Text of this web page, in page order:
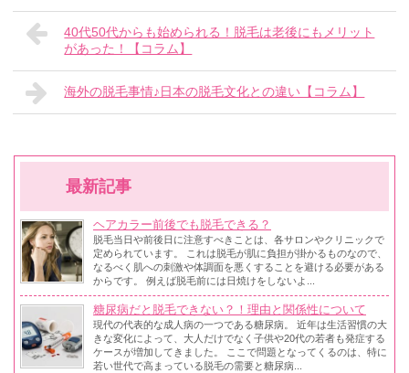
40代50代からも始められる！脱毛は老後にもメリット
があった！【コラム】
海外の脱毛事情♪日本の脱毛文化との違い【コラム】
最新記事
ヘアカラー前後でも脱毛できる？
脱毛当日や前後日に注意すべきことは、各サロンやクリニックで
定められています。 これは脱毛が肌に負担が掛かるものなので、
なるべく肌への刺激や体調面を悪くすることを避ける必要がある
からです。 例えば脱毛前には日焼けをしないよ...
糖尿病だと脱毛できない？！理由と関係性について
現代の代表的な成人病の一つである糖尿病。 近年は生活習慣の大
きな変化によって、大人だけでなく子供や20代の若者も発症する
ケースが増加してきました。 ここで問題となってくるのは、特に
若い世代で高まっている脱毛の需要と糖尿病...